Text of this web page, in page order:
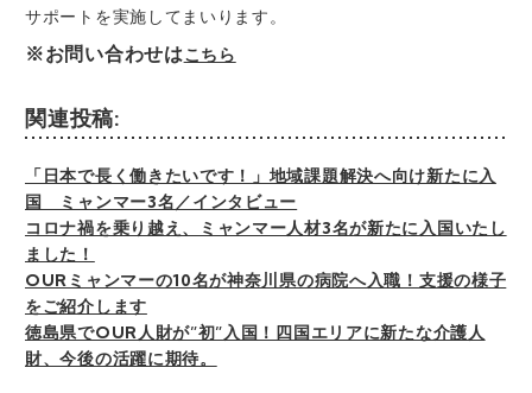
サポートを実施してまいります。
※お問い合わせはこちら
関連投稿:
「日本で長く働きたいです！」地域課題解決へ向け新たに入
国 ミャンマー3名／インタビュー
コロナ禍を乗り越え、ミャンマー人材3名が新たに入国いたし
ました！
OURミャンマーの10名が神奈川県の病院へ入職！支援の様子
をご紹介します
徳島県でOUR人財が”初”入国！四国エリアに新たな介護人
財、今後の活躍に期待。